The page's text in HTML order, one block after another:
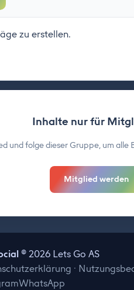
zu erstellen.
Inhalte nur für
und folge dieser Gruppe, um alle
Mitglied werden
© 2026 Lets Go AS
·
WhatsApp